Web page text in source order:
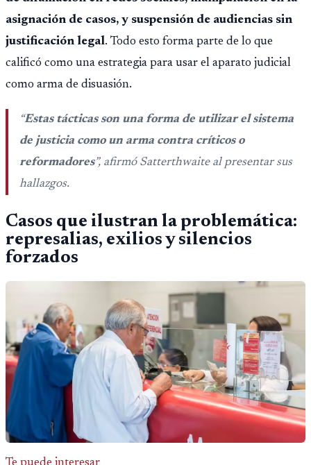
asignación de casos, y suspensión de audiencias sin
justificación legal. Todo esto forma parte de lo que
calificó como una estrategia para usar el aparato judicial
como arma de disuasión.
“Estas tácticas son una forma de utilizar el sistema
de justicia como un arma contra críticos o
reformadores”, afirmó Satterthwaite al presentar sus
hallazgos.
Casos que ilustran la problemática:
represalias, exilios y silencios
forzados